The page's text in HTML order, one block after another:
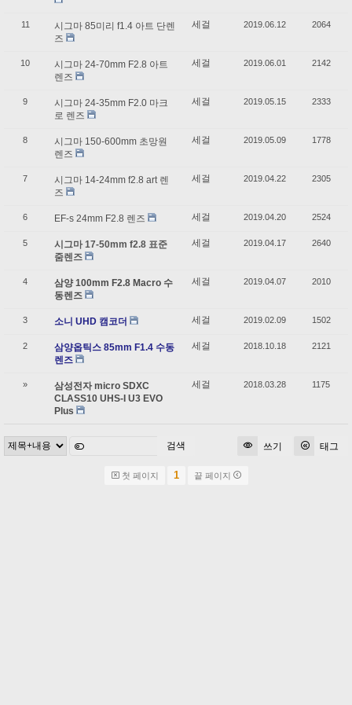
11
시그마 85미리 f1.4 아트 단렌
즈
세걸 2019.06.12 2064
10
시그마 24-70mm F2.8 아트
렌즈
세걸 2019.06.01 2142
9
시그마 24-35mm F2.0 마크
로 렌즈
세걸 2019.05.15 2333
8
시그마 150-600mm 초망원
렌즈
세걸 2019.05.09 1778
7
시그마 14-24mm f2.8 art 렌
즈
세걸 2019.04.22 2305
6 EF-s 24mm F2.8 렌즈 세걸 2019.04.20 2524
5
시그마 17-50mm f2.8 표준
줌렌즈
세걸 2019.04.17 2640
4
삼양 100mm F2.8 Macro 수
동렌즈
세걸 2019.04.07 2010
3 소니 UHD 캠코더 세걸 2019.02.09 1502
2
삼양옵틱스 85mm F1.4 수동
렌즈
세걸 2018.10.18 2121
»
삼성전자 micro SDXC
CLASS10 UHS-I U3 EVO
Plus
세걸 2018.03.28 1175
쓰기 태그
검색
첫 페이지 1 끝 페이지